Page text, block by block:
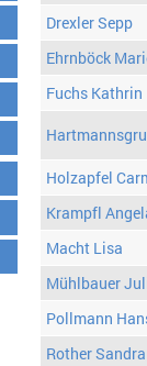
Drexler Sepp
Ehrnböck
Fuchs Kathrin
Holzapfel
Krampfl
Macht Lisa
Mühlbauer
Pollmann
Rother Sandra